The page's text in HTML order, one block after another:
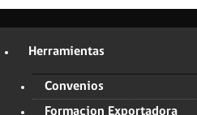
Herramientas
Convenios
Formacion Exportadora